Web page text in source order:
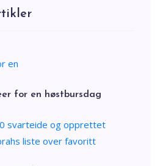
for en høstbursdag